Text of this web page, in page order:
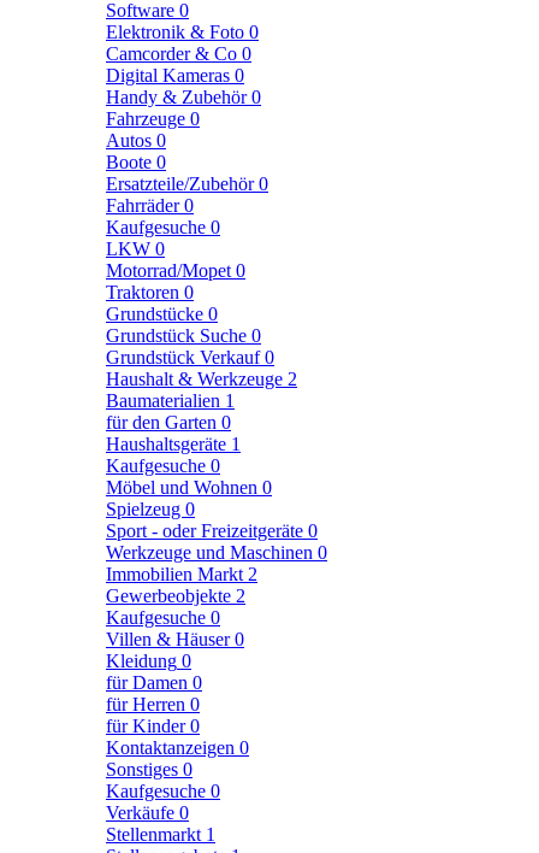
Software 0
Elektronik & Foto 0
Camcorder & Co 0
Digital Kameras 0
Handy & Zubehör0
Fahrzeuge 0
Autos 0
Boote 0
Ersatzteile/Zubehör0
Fahrräder0
Kaufgesuche 0
LKW 0
Motorrad/Mopet 0
Traktoren 0
Grundstücke 0
Grundstück Suche 0
Grundstück Verkauf0
Haushalt & Werkzeuge 2
Baumaterialien 1
für den Garten 0
Haushaltsgeräte 1
Kaufgesuche 0
Möbel und Wohnen 0
Spielzeug 0
Sport - oder Freizeitgeräte 0
Werkzeuge und Maschinen 0
Immobilien Markt 2
Gewerbeobjekte 2
Kaufgesuche 0
Villen & Häuser0
Kleidung 0
für Damen 0
für Herren 0
für Kinder0
Kontaktanzeigen 0
Sonstiges 0
Kaufgesuche 0
Verkäufe 0
Stellenmarkt 1